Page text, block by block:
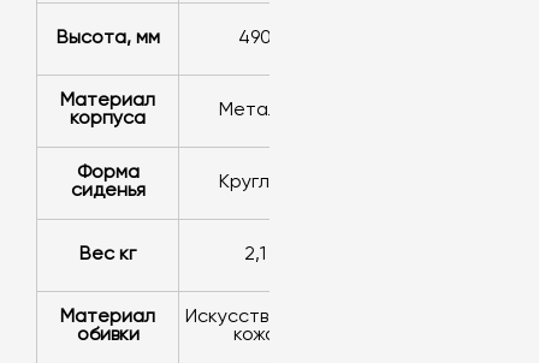
Высота, мм 490
Материал
корпуса
Металл
Форма
сиденья
Круглая
Вес кг 2,1
Материал
обивки
Искусственная
кожа